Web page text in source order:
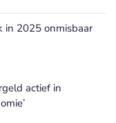
in 2025 onmisbaar
actief in